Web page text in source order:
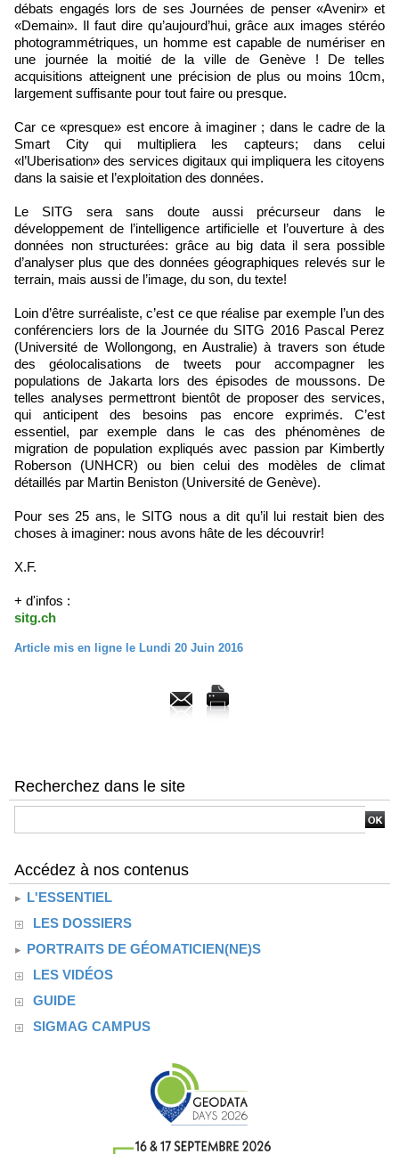
débats engagés lors de ses Journées de penser «Avenir» et
«Demain». Il faut dire qu’aujourd’hui, grâce aux images stéréo
photogrammétriques, un homme est capable de numériser en
une journée la moitié de la ville de Genève ! De telles
acquisitions atteignent une précision de plus ou moins 10cm,
largement suffisante pour tout faire ou presque.
Car ce «presque» est encore à imaginer ; dans le cadre de la
Smart City qui multipliera les capteurs; dans celui
«l’Uberisation» des services digitaux qui impliquera les citoyens
dans la saisie et l’exploitation des données.
Le SITG sera sans doute aussi précurseur dans le
développement de l’intelligence artificielle et l’ouverture à des
données non structurées: grâce au big data il sera possible
d’analyser plus que des données géographiques relevés sur le
terrain, mais aussi de l’image, du son, du texte!
Loin d’être surréaliste, c’est ce que réalise par exemple l’un des
conférenciers lors de la Journée du SITG 2016 Pascal Perez
(Université de Wollongong, en Australie) à travers son étude
des géolocalisations de tweets pour accompagner les
populations de Jakarta lors des épisodes de moussons. De
telles analyses permettront bientôt de proposer des services,
qui anticipent des besoins pas encore exprimés. C’est
essentiel, par exemple dans le cas des phénomènes de
migration de population expliqués avec passion par Kimbertly
Roberson (UNHCR) ou bien celui des modèles de climat
détaillés par Martin Beniston (Université de Genève).
Pour ses 25 ans, le SITG nous a dit qu’il lui restait bien des
choses à imaginer: nous avons hâte de les découvrir!
X.F.
+ d'infos :
sitg.ch
Article mis en ligne le Lundi 20 Juin 2016
Recherchez dans le site
Accédez à nos contenus
L'ESSENTIEL
LES DOSSIERS
PORTRAITS DE GÉOMATICIEN(NE)S
LES VIDÉOS
GUIDE
SIGMAG CAMPUS